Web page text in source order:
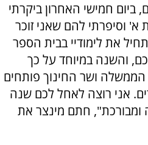
ביום חמישי האחרון ביקרתי
א' וסיפרתי להם שאני זוכר
את לימודיי בבית הספר
והשנה במיוחד על כך
הממשלה ושר החינוך פותחים
אני רוצה לאחל לכם שנה
ומבורכת", חתם מינצר את